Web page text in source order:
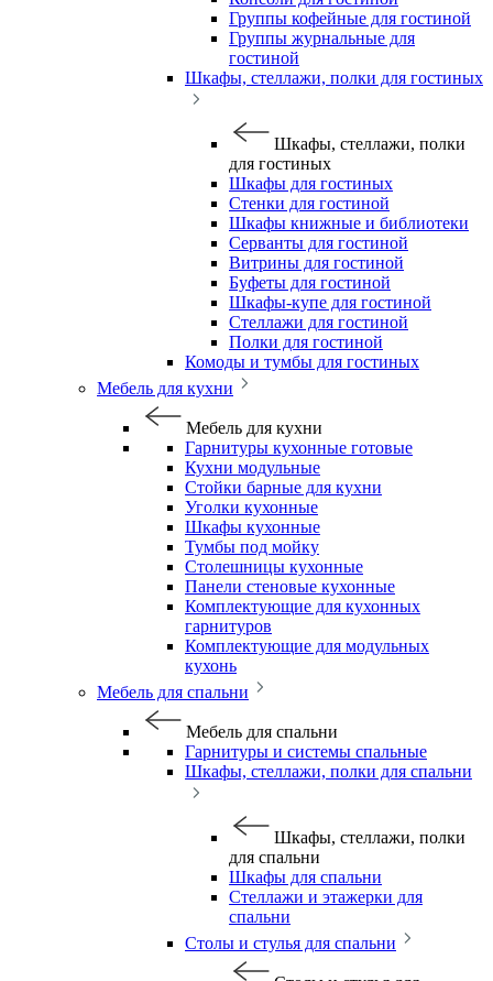
Группы кофейные для гостиной
Группы журнальные для
гостиной
Шкафы, стеллажи, полки для гостиных
Шкафы, стеллажи, полки
для гостиных
Шкафы для гостиных
Стенки для гостиной
Шкафы книжные и библиотеки
Серванты для гостиной
Витрины для гостиной
Буфеты для гостиной
Шкафы-купе для гостиной
Стеллажи для гостиной
Полки для гостиной
Комоды и тумбы для гостиных
Мебель для кухни
Мебель для кухни
Гарнитуры кухонные готовые
Кухни модульные
Стойки барные для кухни
Уголки кухонные
Шкафы кухонные
Тумбы под мойку
Столешницы кухонные
Панели стеновые кухонные
Комплектующие для кухонных
гарнитуров
Комплектующие для модульных
кухонь
Мебель для спальни
Мебель для спальни
Гарнитуры и системы спальные
Шкафы, стеллажи, полки для спальни
Шкафы, стеллажи, полки
для спальни
Шкафы для спальни
Стеллажи и этажерки для
спальни
Столы и стулья для спальни